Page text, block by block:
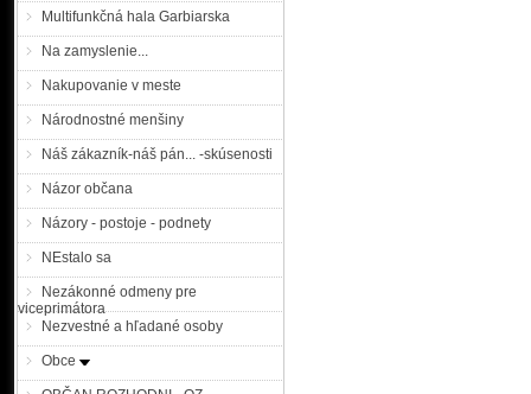
Multifunkčná hala Garbiarska
Na zamyslenie...
Nakupovanie v meste
Národnostné menšiny
Náš zákazník-náš pán... -skúsenosti
Názor občana
Názory - postoje - podnety
NEstalo sa
Nezákonné odmeny pre
viceprimátora
Nezvestné a hľadané osoby
Obce